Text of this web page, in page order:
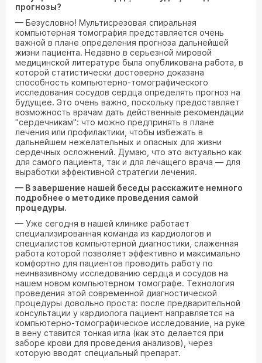
прогнозы?
— Безусловно! Мультисрезовая спиральная
компьютерная томография представляется очень
важной в плане определения прогноза дальнейшей
жизни пациента. Недавно в серьезной мировой
медицинской литературе была опубликована работа, в
которой статистически достоверно доказана
способность компьютерно-томографического
исследования сосудов сердца определять прогноз на
будущее. Это очень важно, поскольку предоставляет
возможность врачам дать действенные рекомендации
"сердечникам": что можно предпринять в плане
лечения или профилактики, чтобы избежать в
дальнейшем нежелательных и опасных для жизни
сердечных осложнений. Думаю, что это актуально как
для самого пациента, так и для лечащего врача — для
выработки эффективной стратегии лечения.
— В завершение нашей беседы расскажите немного
подробнее о методике проведения самой
процедуры.
— Уже сегодня в нашей клинике работает
специализированная команда из кардиологов и
специалистов компьютерной диагностики, слаженная
работа которой позволяет эффективно и максимально
комфортно для пациентов проводить работу по
неинвазивному исследованию сердца и сосудов на
нашем новом компьютерном томографе. Технология
проведения этой современной диагностической
процедуры довольно проста: после предварительной
консультации у кардиолога пациент направляется на
компьютерно-томографическое исследование, на руке
в вену ставится тонкая игла (как это делается при
заборе крови для проведения анализов), через
которую вводят специальный препарат.